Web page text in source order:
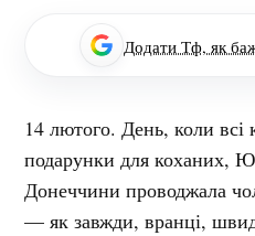
Додати Тф, як
14 лютого. День, коли
подарунки для коханих,
Донеччини проводжала
— як завжди, вранці,